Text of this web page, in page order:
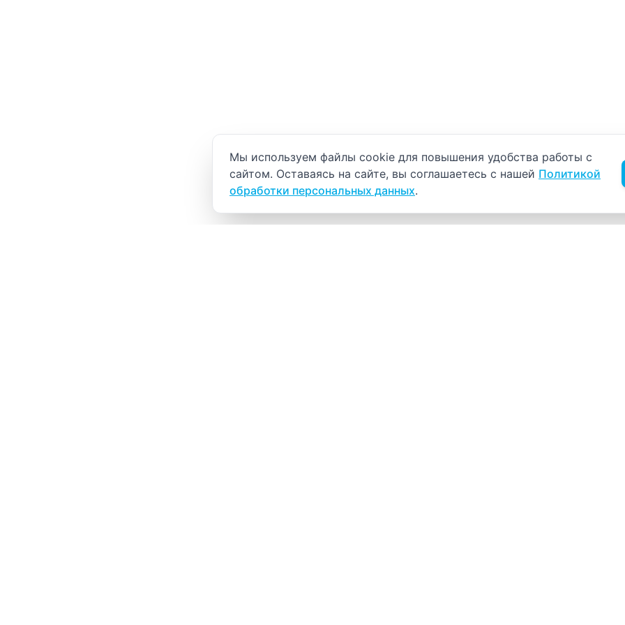
Уведомление об использовании cookie
Мы используем файлы cookie для повышения удобства работы с
сайтом. Оставаясь на сайте, вы соглашаетесь с нашей Политикой
обработки персональных данных.